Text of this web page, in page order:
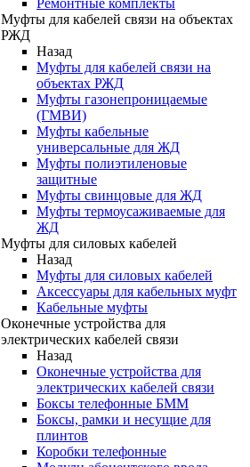
Ремонтные комплекты
Муфты для кабелей связи на объектах
РЖД
Назад
Муфты для кабелей связи на
объектах РЖД
Муфты газонепроницаемые
(ГМВИ)
Муфты кабельные
универсальные для ЖД
Муфты полиэтиленовые
защитные
Муфты свинцовые для ЖД
Муфты термоусаживаемые для
ЖД
Муфты для силовых кабелей
Назад
Муфты для силовых кабелей
Аксессуары для кабельных муфт
Кабельные муфты
Оконечные устройства для
электрических кабелей связи
Назад
Оконечные устройства для
электрических кабелей связи
Боксы телефонные БММ
Боксы, рамки и несущие для
плинтов
Коробки телефонные